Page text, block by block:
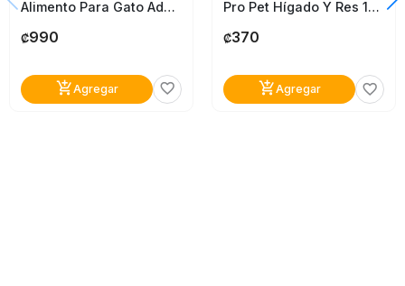
Alimento Para Gato Adulto Con Pollo Simba 415G
₡990
add_shopping_cartAgregar favorite_border
Pro Pet Hígado Y Res 100G
₡370
add_shopping_cartAgregar favorite_border